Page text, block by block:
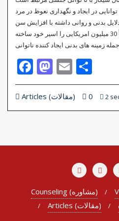
در ایجاد و نگهداری نعوظ در مرد
بدنی و روانی داشته با افزایش سن
شیوع بیشتری پیداکرده و تقریباً 30 میلیون امریکایی را اسیر خود ساخته
Facebook
Mastodon
Email
Articles (مقالات) 0 2
Counseling (مشاوره)
Articles (مقالات)